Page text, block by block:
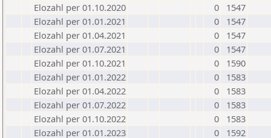
Elozahl per 01.10.2020
0
1547
Elozahl per 01.01.2021
0
1547
Elozahl per 01.04.2021
0
1547
Elozahl per 01.07.2021
0
1547
Elozahl per 01.10.2021
0
1590
Elozahl per 01.01.2022
0
1583
Elozahl per 01.04.2022
0
1583
Elozahl per 01.07.2022
0
1583
Elozahl per 01.10.2022
0
1583
Elozahl per 01.01.2023
0
1592